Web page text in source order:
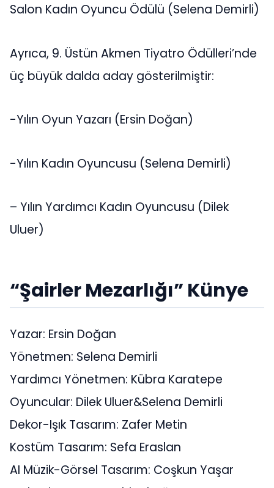
Salon Kadın Oyuncu Ödülü (Selena Demirli)
Ayrıca, 9. Üstün Akmen Tiyatro Ödülleri’nde
üç büyük dalda aday gösterilmiştir:
-Yılın Oyun Yazarı (Ersin Doğan)
-Yılın Kadın Oyuncusu (Selena Demirli)
– Yılın Yardımcı Kadın Oyuncusu (Dilek
Uluer)
“Şairler Mezarlığı” Künye
Yazar: Ersin Doğan
Yönetmen: Selena Demirli
Yardımcı Yönetmen: Kübra Karatepe
Oyuncular: Dilek Uluer&Selena Demirli
Dekor-Işık Tasarım: Zafer Metin
Kostüm Tasarım: Sefa Eraslan
AI Müzik-Görsel Tasarım: Coşkun Yaşar